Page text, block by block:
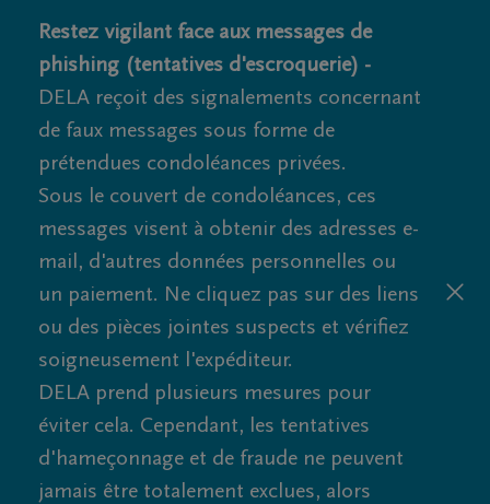
Restez vigilant face aux messages de
phishing (tentatives d'escroquerie) -
DELA reçoit des signalements concernant
de faux messages sous forme de
prétendues condoléances privées.
Sous le couvert de condoléances, ces
messages visent à obtenir des adresses e-
mail, d'autres données personnelles ou
un paiement. Ne cliquez pas sur des liens
ou des pièces jointes suspects et vérifiez
soigneusement l'expéditeur.
DELA prend plusieurs mesures pour
éviter cela. Cependant, les tentatives
d'hameçonnage et de fraude ne peuvent
jamais être totalement exclues, alors